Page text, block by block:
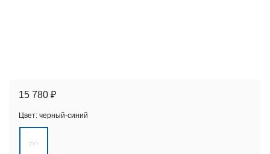
15 780 ₽
Цвет: черный-синий